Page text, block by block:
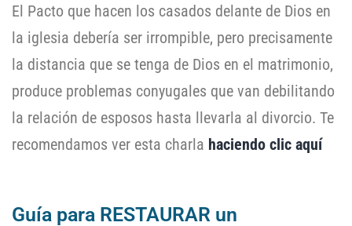
El Pacto que hacen los casados delante de Dios en
la iglesia debería ser irrompible, pero precisamente
la distancia que se tenga de Dios en el matrimonio,
produce problemas conyugales que van debilitando
la relación de esposos hasta llevarla al divorcio. Te
recomendamos ver esta charla haciendo clic aquí
Guía para RESTAURAR un